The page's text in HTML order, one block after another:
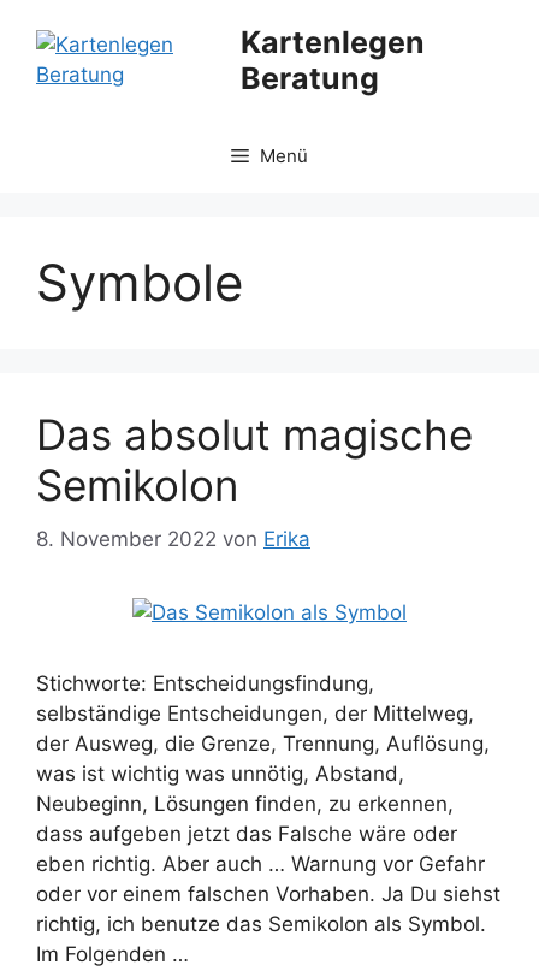
Inhalt
springen
Kartenlegen
Beratung
Menü
Symbole
Das absolut magische
Semikolon
8. November 2022 von Erika
Stichworte: Entscheidungsfindung,
selbständige Entscheidungen, der Mittelweg,
der Ausweg, die Grenze, Trennung, Auflösung,
was ist wichtig was unnötig, Abstand,
Neubeginn, Lösungen finden, zu erkennen,
dass aufgeben jetzt das Falsche wäre oder
eben richtig. Aber auch … Warnung vor Gefahr
oder vor einem falschen Vorhaben. Ja Du siehst
richtig, ich benutze das Semikolon als Symbol.
Im Folgenden …